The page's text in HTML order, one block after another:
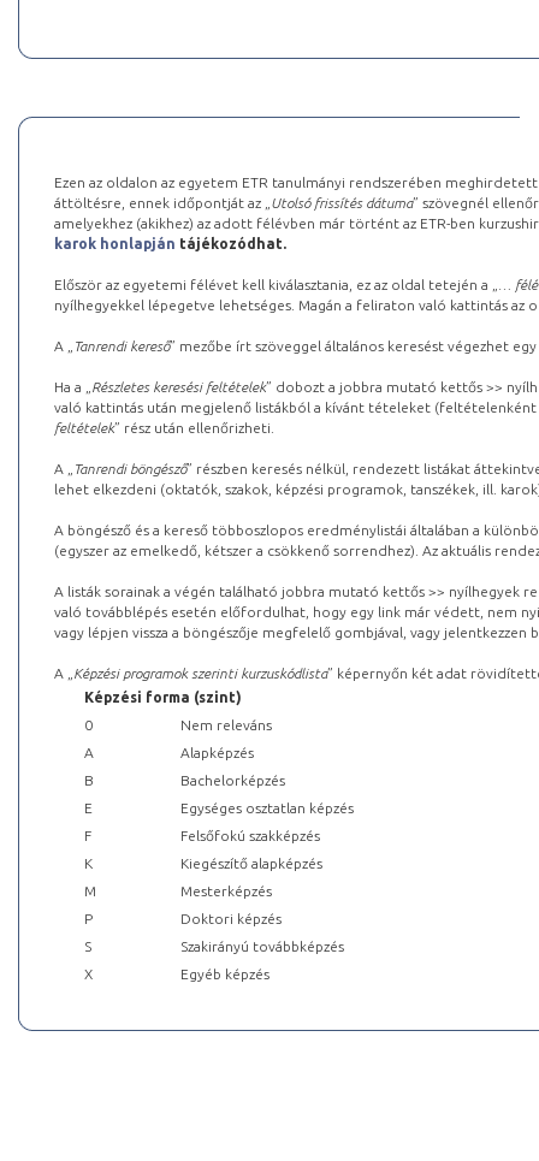
Ezen az oldalon az egyetem ETR tanulmányi rendszerében
áttöltésre, ennek időpontját az „ Utolsó frissítés dátuma” szövegnél
amelyekhez (akikhez) az adott félévben már történt az ETR-ben
karok honlapján tájékozódhat.
Először az egyetemi félévet kell kiválasztania, ez az oldal tetején a „
…
nyílhegyekkel lépegetve lehetséges. Magán a feliraton való kattintás az
A „ Tanrendi kereső” mezőbe írt szöveggel általános keresést végezhet
Ha a „ Részletes keresési feltételek” dobozt a jobbra mutató kettős >>
való kattintás után megjelenő listákból a kívánt tételeket (feltételenként
feltételek” rész után ellenőrizheti.
A „ Tanrendi böngésző” részben keresés nélkül, rendezett listákat
lehet elkezdeni (oktatók, szakok, képzési programok, tanszékek, ill.
A böngésző és a kereső többoszlopos eredménylistái általában a
(egyszer az emelkedő, kétszer a csökkenő sorrendhez). Az aktuális
A listák sorainak a végén található jobbra mutató kettős >> nyílhegyek
való továbblépés esetén előfordulhat, hogy egy link már védett, nem
vagy lépjen vissza a böngészője megfelelő gombjával, vagy
A „ Képzési programok szerinti kurzuskódlista” képernyőn két adat
Képzési forma (szint)
0
Nem releváns
A
Alapképzés
B
Bachelorképzés
E
Egységes osztatlan képzés
F
Felsőfokú szakképzés
K
Kiegészítő alapképzés
M
Mesterképzés
P
Doktori képzés
S
Szakirányú továbbképzés
X
Egyéb képzés